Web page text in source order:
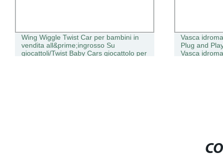
Wing Wiggle Twist Car per bambini in
vendita all&prime;ingrosso Su
giocattoli/Twist Baby Cars giocattolo per
Vasca
Plug and
Vasca